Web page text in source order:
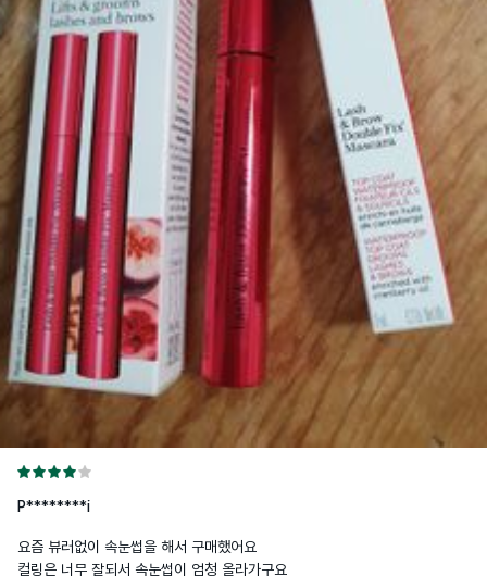
P********i
요즘 뷰러없이 속눈썹을 해서 구매했어요
컬링은 너무 잘되서 속눈썹이 엄청 올라가구요